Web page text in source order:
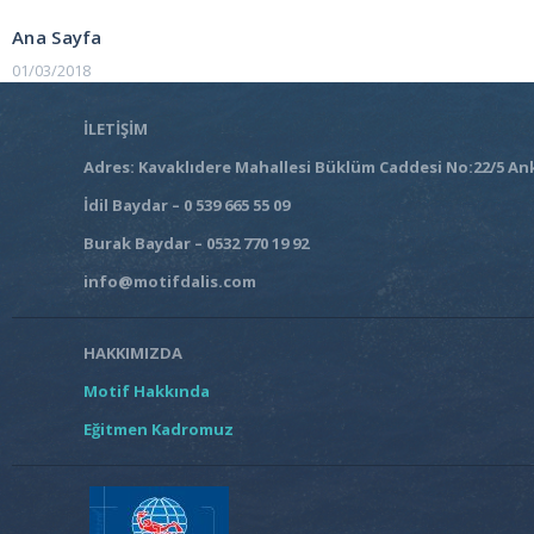
gezinmesi
Ana Sayfa
01/03/2018
İLETİŞİM
Adres: Kavaklıdere Mahallesi Büklüm Caddesi No:22/5
İdil Baydar – 0 539 665 55 09
Burak Baydar – 0532 770 19 92
info@motifdalis.com
HAKKIMIZDA
Motif Hakkında
Eğitmen Kadromuz